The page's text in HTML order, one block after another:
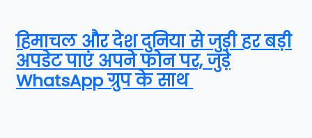
हिमाचल और देश दुनिया से जुड़ी हर बड़ी
अपडेट पाएं अपने फोन पर, जुड़े
WhatsApp ग्रुप के साथ